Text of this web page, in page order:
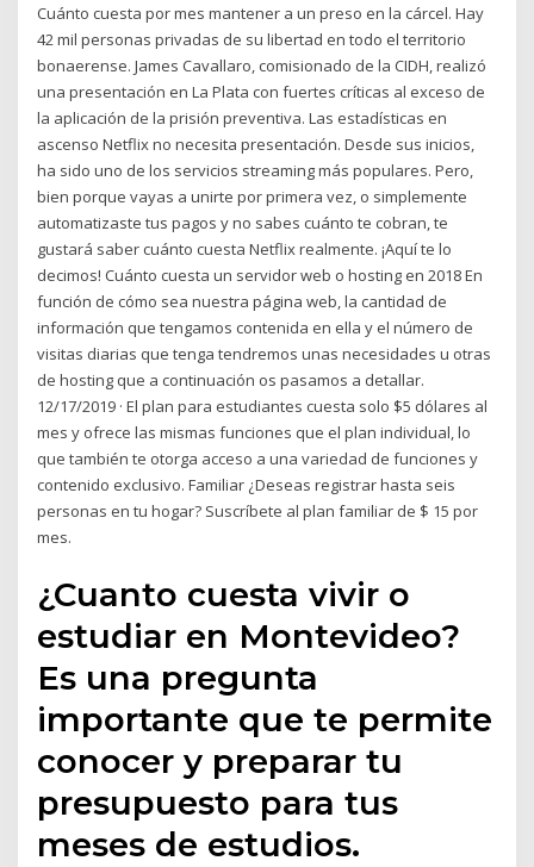
Cuánto cuesta por mes mantener a un preso en la cárcel. Hay
42 mil personas privadas de su libertad en todo el territorio
bonaerense. James Cavallaro, comisionado de la CIDH, realizó
una presentación en La Plata con fuertes críticas al exceso de
la aplicación de la prisión preventiva. Las estadísticas en
ascenso Netflix no necesita presentación. Desde sus inicios,
ha sido uno de los servicios streaming más populares. Pero,
bien porque vayas a unirte por primera vez, o simplemente
automatizaste tus pagos y no sabes cuánto te cobran, te
gustará saber cuánto cuesta Netflix realmente. ¡Aquí te lo
decimos! Cuánto cuesta un servidor web o hosting en 2018 En
función de cómo sea nuestra página web, la cantidad de
información que tengamos contenida en ella y el número de
visitas diarias que tenga tendremos unas necesidades u otras
de hosting que a continuación os pasamos a detallar.
12/17/2019 · El plan para estudiantes cuesta solo $5 dólares al
mes y ofrece las mismas funciones que el plan individual, lo
que también te otorga acceso a una variedad de funciones y
contenido exclusivo. Familiar ¿Deseas registrar hasta seis
personas en tu hogar? Suscríbete al plan familiar de $ 15 por
mes.
¿Cuanto cuesta vivir o
estudiar en Montevideo?
Es una pregunta
importante que te permite
conocer y preparar tu
presupuesto para tus
meses de estudios.